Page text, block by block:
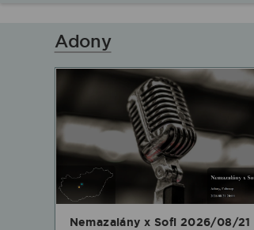
Fejér
vármegye,
koncertek,
fellépések
Adony
Nemazalány x Sofi 2026/08/21